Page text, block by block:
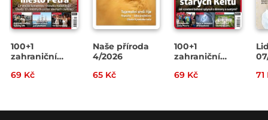
100+1
zahraniční
14/2026
69 Kč
Naše příroda
4/2026
65 Kč
100+1
zahraniční
13/2026
69 Kč
71